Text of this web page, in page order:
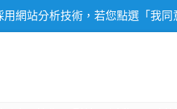
網站分析技術，若您點選「我